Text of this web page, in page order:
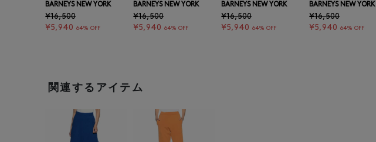
BARNEYS NEW YORK
¥16,500
¥5,940 64% OFF
BARNEYS NEW YORK
¥16,500
¥5,940 64% OFF
BARNEYS NEW YORK
¥16,500
¥5,940 64% OFF
BARNEYS NEW YORK
¥16,500
¥5,940 64% OFF
関連するアイテム